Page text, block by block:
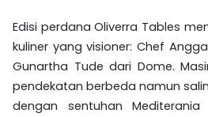
Edisi perdana Oliverra Tables
kuliner yang visioner: Chef
Gunartha Tude dari Dome.
pendekatan berbeda namun
dengan sentuhan